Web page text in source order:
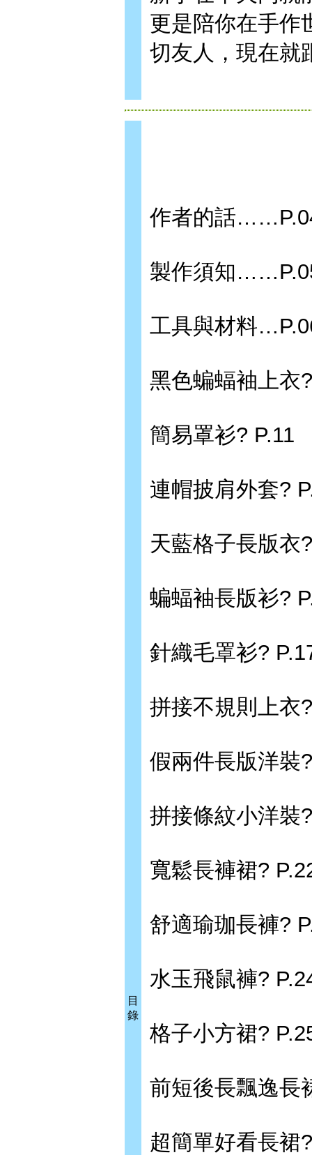
更是陪你在手作
切友人，現在就
目
錄
作者的話
製作須知
工具與材料
黑色蝙蝠袖上衣
簡易罩衫? P.11
連帽披肩外套?
天藍格子長版衣
蝙蝠袖長版衫?
針織毛罩衫?
拼接不規則上衣
假兩件長版洋裝
拼接條紋小洋裝
寬鬆長褲裙?
舒適瑜珈長褲?
水玉飛鼠褲?
格子小方裙?
前短後長飄逸長
超簡單好看長裙